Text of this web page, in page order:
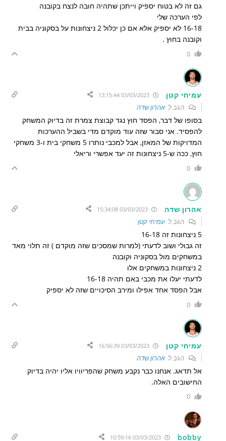
גם זה לא בטוח יספיק וייתכן שתהיה חובה לנצח בקובנה
לפי הערכה שלי
16-18 לא יספיק אלא אם כן יכלול 2 ניצחונות על בסקוניה בבית
וקובנה בחוץ .
0
עמיחי קטן
הגב לאהרון שדה
בסופו של דבר, הפסד חוץ נגד קבוצת צמרת זה בדיוק המשחק
להפסיד. אני סבור שזה עוד מוקדם מדי בשביל ההערכות
המדויקות של המאזן, אבל למכבי נותרו 5 משחקי בית ו-3 משחקי
חוץ, ככה ש-5 ניצחונות זה יעד אפשרי וריאלי
0
אהרון שדה
הגב לעמיחי קטן
5 ניצחונות זה 16-18
זה גבולי ושוב לדעתי (למרות שמסכים שזה מוקדם ) זה תלוי מאד
במשחקים מול בסקוניה וקובנה
2 ניצחונות במשחקים אלו
לדעתי יעלו את מכבי באם תהיה 16-18
אבל הפסד אחד אפילו ומירב הסיכויים שזה לא יספיק
0
עמיחי קטן
הגב לאהרון שדה
אל תדאג. אנחנו כבר נקבע משחק שהפריוויו אליו יהיה בדיוק
החישובים האלה.
0
bobby